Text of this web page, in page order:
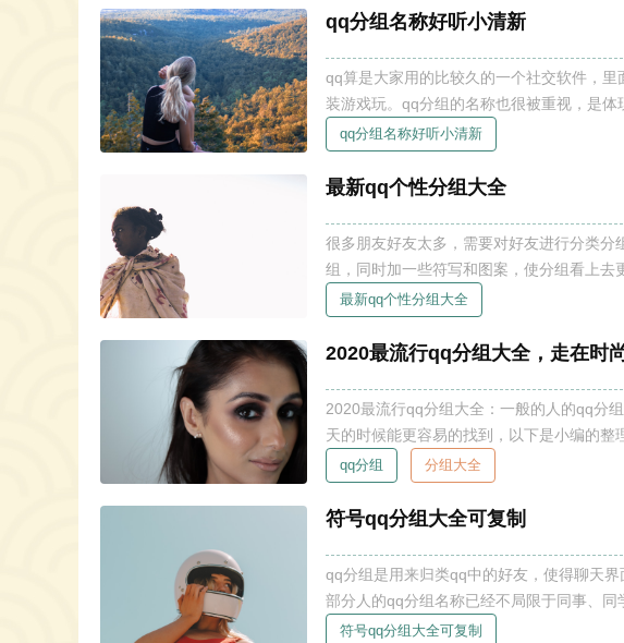
qq分组名称好听小清新
qq算是大家用的比较久的一个社交软件，
装游戏玩。qq分组的名称也很被重视，是体
人喜欢。以下是有关qq分组名称好听小清新内容，希望
新 不同的人qq分组风格也不一
qq分组名称好听小清新
最新qq个性分组大全
很多朋友好友太多，需要对好友进行分类
组，同时加一些符写和图案，使分组看上
qq分组呢？ 最新qq个性分组大全 易名轩起名网根据网站分组喜好设计，收集了众多最新qq个性
分组大全。来看看吧。
最新qq个性分组大全
2020最流行qq分组大全，走在时
2020最流行qq分组大全：一般的人的qq分
天的时候能更容易的找到，以下是小编的整
的你赶紧来看看吧。直接复制粘贴就可使用啦~ 2020最流行qq分组大全 追求个性的年轻
们，总是将个性表现在
qq分组 分组大全
符号qq分组大全可复制
qq分组是用来归类qq中的好友，使得聊天
部分人的qq分组名称已经不局限于同事、同
具有深刻意义的文字，和独特的符号，从
符号qq分组大全可复制